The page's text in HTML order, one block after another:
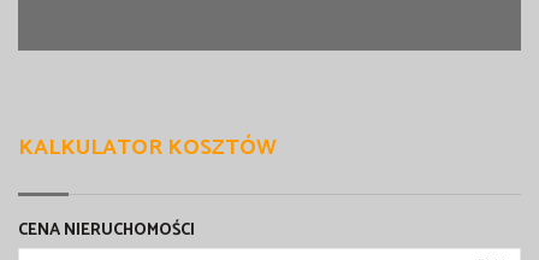
KALKULATOR KOSZTÓW
CENA NIERUCHOMOŚCI